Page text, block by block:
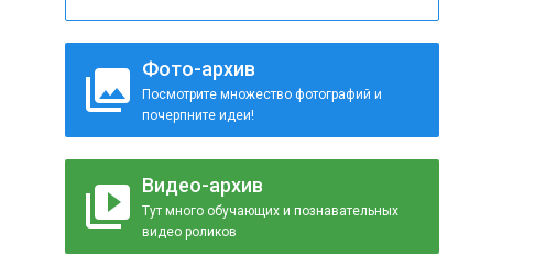
Фото-архив
Посмотрите множество фотографий и
почерпните идеи!
Видео-архив
Тут много обучающих и познавательных
видео роликов